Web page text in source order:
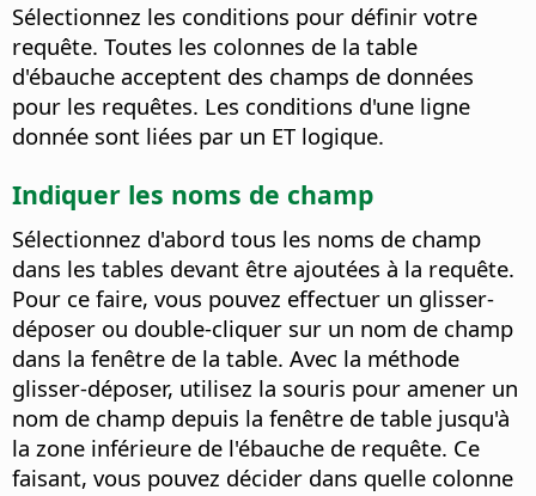
Sélectionnez les conditions pour définir votre
requête. Toutes les colonnes de la table
d'ébauche acceptent des champs de données
pour les requêtes. Les conditions d'une ligne
donnée sont liées par un ET logique.
Indiquer les noms de champ
Sélectionnez d'abord tous les noms de champ
dans les tables devant être ajoutées à la requête.
Pour ce faire, vous pouvez effectuer un glisser-
déposer ou double-cliquer sur un nom de champ
dans la fenêtre de la table. Avec la méthode
glisser-déposer, utilisez la souris pour amener un
nom de champ depuis la fenêtre de table jusqu'à
la zone inférieure de l'ébauche de requête. Ce
faisant, vous pouvez décider dans quelle colonne